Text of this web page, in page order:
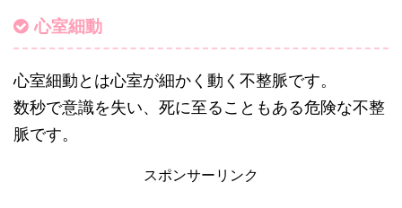
心室細動
心室細動とは心室が細かく動く不整脈です。
数秒で意識を失い、死に至ることもある危険な不整
脈です。
スポンサーリンク